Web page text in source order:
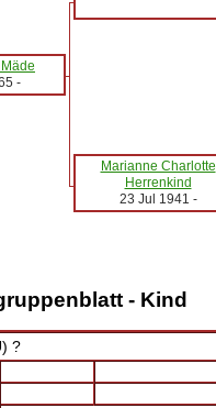
-
Marianne Charlotte
Herrenkind
23 Jul 1941 -
- Kind
) ?